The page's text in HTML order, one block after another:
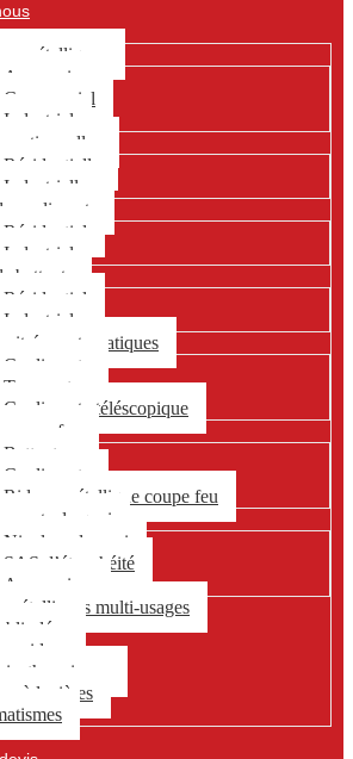
métalliques
Accessoires
Commercial
Industriel
Résidentielle
Industrielle
coulissants
Résidentiel
Industriel
battants
Résidentiel
Industriel
vitrées automatiques
Coulissante
Tournante
Coulissante téléscopique
feu
Battante
Coulissante
Rideau métallique coupe feu
de quai
Niveleur de quai
SAS d’étanchéité
Accessoires
métalliques multi-usages
à lanières